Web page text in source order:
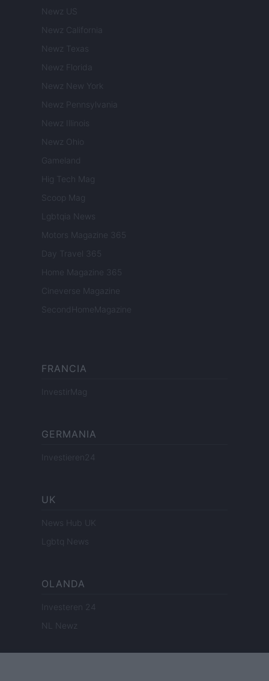
Newz US
Newz California
Newz Texas
Newz Florida
Newz New York
Newz Pennsylvania
Newz Illinois
Newz Ohio
Gameland
Hig Tech Mag
Scoop Mag
Lgbtqia News
Motors Magazine 365
Day Travel 365
Home Magazine 365
Cineverse Magazine
SecondHomeMagazine
FRANCIA
InvestirMag
GERMANIA
Investieren24
UK
News Hub UK
Lgbtq News
OLANDA
Investeren 24
NL Newz